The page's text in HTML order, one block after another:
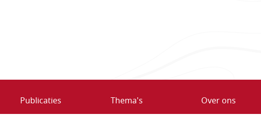
Publicaties Thema's Over ons